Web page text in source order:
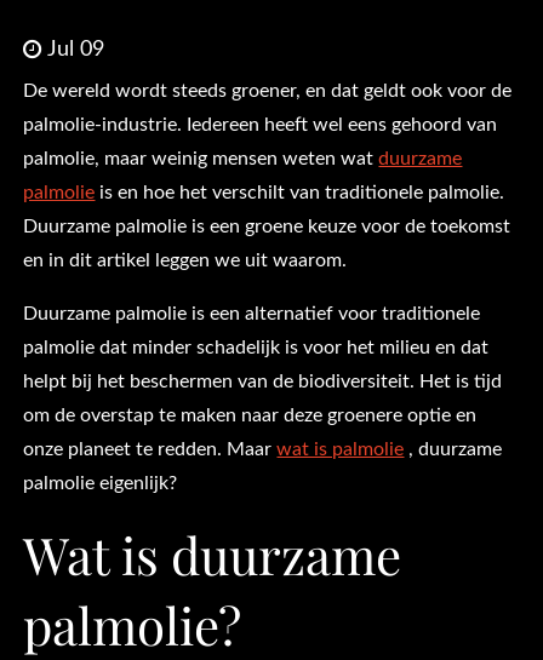
Jul 09
De wereld wordt steeds groener, en dat geldt ook voor de
palmolie-industrie. Iedereen heeft wel eens gehoord van
palmolie, maar weinig mensen weten watduurzame
palmolie is en hoe het verschilt van traditionele palmolie.
Duurzame palmolie is een groene keuze voor de toekomst
en in dit artikel leggen we uit waarom.
Duurzame palmolie is een alternatief voor traditionele
palmolie dat minder schadelijk is voor het milieu en dat
helpt bij het beschermen van de biodiversiteit. Het is tijd
om de overstap te maken naar deze groenere optie en
onze planeet te redden. Maarwat is palmolie , duurzame
palmolie eigenlijk?
Wat is duurzame
palmolie?